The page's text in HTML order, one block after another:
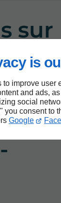
is
to improve user
and ads,
social
you consent to
Google
sur